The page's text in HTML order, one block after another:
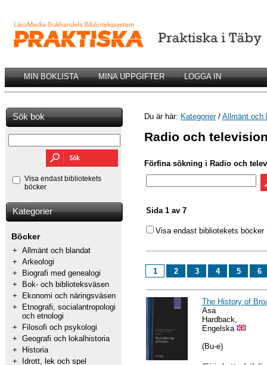
MIN BOKLISTA MINA UPPGIFTER LOGGA IN
Sök bok
Visa endast bibliotekets
böcker
Kategorier
Böcker
+ Allmänt och blandat
+ Arkeologi
+
Biografi med genealogi
+
Bok- och biblioteksväsen
+
Ekonomi och näringsväsen
+
Etnografi, socialantropologi
och etnologi
+
Filosofi och psykologi
+ Geografi och lokalhistoria
+
Historia
+
Idrott, lek och spel
Du är här: Kategorier/ Allmänt och
Radio och
Förfina sökning i Radio och
Sida 1 av 7
Visa endast bibliotekets böcker
1 2 3 4 5 6
The History of
Asa
Hardback,
Engelska
(Bu-e)